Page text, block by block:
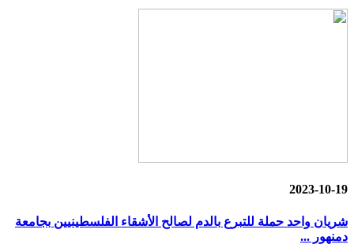
2023-10-19
شريان واحد حملة للتبرع بالدم لصالح الأشقاء الفلسطينيين بجامعة
دمنهور ...